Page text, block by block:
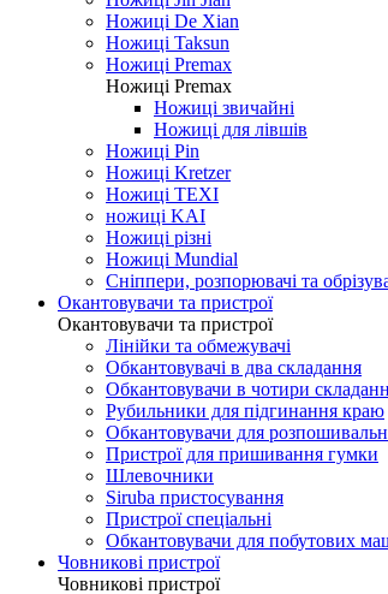
Ножиці Tiger
Ножиці Jin Cai
Ножиці Jin Jian
Ножиці De Xian
Ножиці Taksun
Ножиці Premax
Ножиці Premax
Ножиці звичайні
Ножиці для лівшів
Ножиці Pin
Ножиці Kretzer
Ножиці TEXI
ножиці KAI
Ножиці різні
Ножиці Mundial
Сніппери, розпорювачі та
Окантовувачи та пристрої
Окантовувачи та пристрої
Лінійки та обмежувачі
Обкантовувачі в два складання
Обкантовувачи в чотири складання
Рубильники для підгинання краю
Обкантовувачи для
Пристрої для пришивання гумки
Шлевочники
Siruba пристосування
Пристрої спеціальні